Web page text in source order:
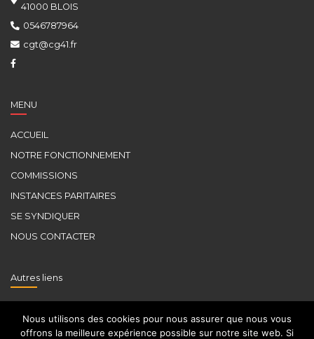
41000 BLOIS
0546787964
cgt@cg41.fr
MENU
ACCUEIL
NOTRE FONCTIONNEMENT
COMMISSIONS
INSTANCES PARITAIRES
SE SYNDIQUER
NOUS CONTACTER
Autres liens
FDSP
Nous utilisons des cookies pour nous assurer que nous vous
offrons la meilleure expérience possible sur notre site web. Si